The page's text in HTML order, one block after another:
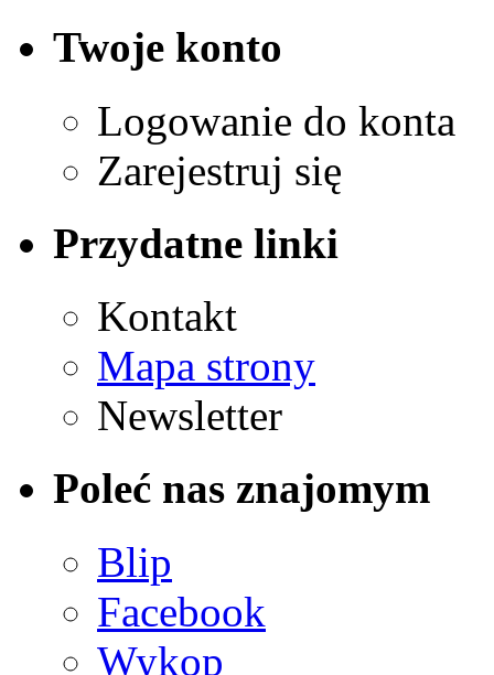
Twoje konto
Logowanie do konta
Zarejestruj się
Przydatne linki
Kontakt
Mapa strony
Newsletter
Poleć nas znajomym
Blip
Facebook
Wykop